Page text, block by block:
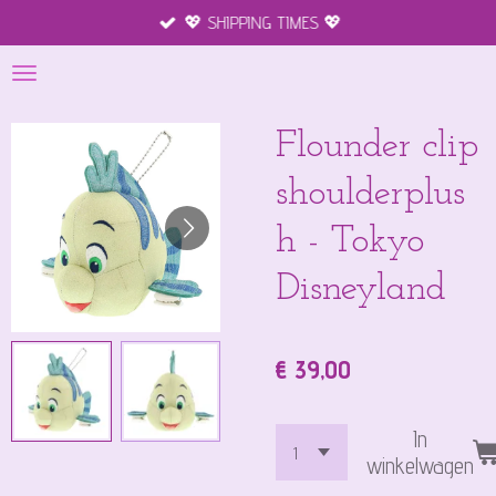
direct
naar
hoofdinhoud
💖 SHIPPING TIMES 💖
Flounder clip
shoulderplus
h - Tokyo
Disneyland
€ 39,00
In
winkelwagen